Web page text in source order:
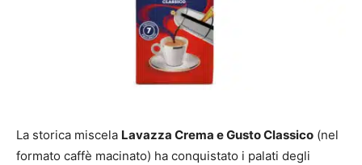
La storica miscela Lavazza Crema e Gusto Classico (nel
formato caffè macinato) ha conquistato i palati degli